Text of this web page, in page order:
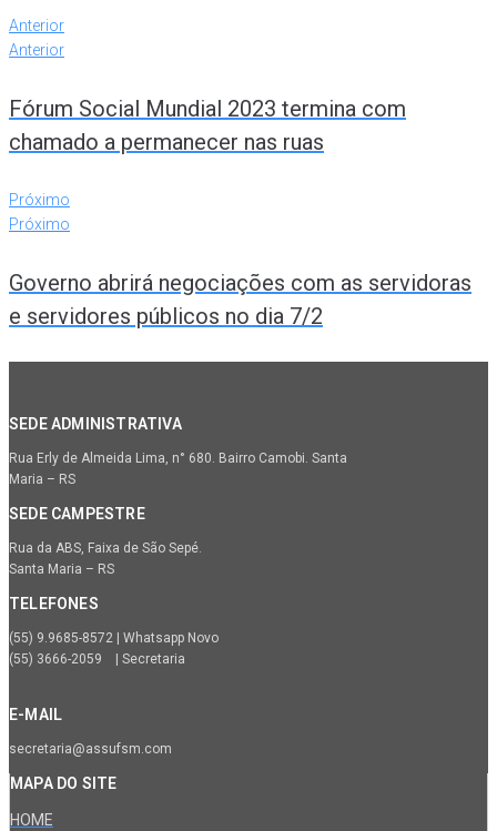
Anterior
Anterior
Fórum Social Mundial 2023 termina com
chamado a permanecer nas ruas
Próximo
Próximo
Governo abrirá negociações com as servidoras
e servidores públicos no dia 7/2
SEDE ADMINISTRATIVA
Rua Erly de Almeida Lima, n° 680. Bairro Camobi. Santa
Maria – RS
SEDE CAMPESTRE
Rua da ABS, Faixa de São Sepé.
Santa Maria – RS
TELEFONES
(55) 9.9685-8572 | Whatsapp Novo
(55) 3666-2059 | Secretaria
E-MAIL
secretaria@assufsm.com
MAPA DO SITE
HOME